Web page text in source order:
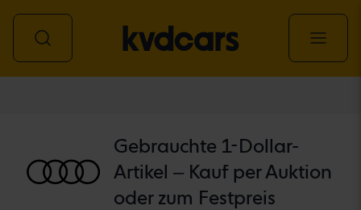
Gebrauchte 1-Dollar-
Artikel – Kauf per Auktion
oder zum Festpreis